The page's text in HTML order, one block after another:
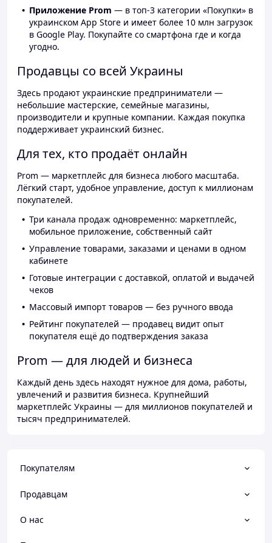
Приложение Prom — в топ-3 категории «Покупки» в
украинском App Store и имеет более 10 млн загрузок
в Google Play. Покупайте со смартфона где и когда
угодно.
Продавцы со всей Украины
Здесь продают украинские предприниматели —
небольшие мастерские, семейные магазины,
производители и крупные компании. Каждая покупка
поддерживает украинский бизнес.
Для тех, кто продаёт онлайн
Prom — маркетплейс для бизнеса любого масштаба.
Лёгкий старт, удобное управление, доступ к миллионам
покупателей.
Три канала продаж одновременно: маркетплейс,
мобильное приложение, собственный сайт
Управление товарами, заказами и ценами в одном
кабинете
Готовые интеграции с доставкой, оплатой и выдачей
чеков
Массовый импорт товаров — без ручного ввода
Рейтинг покупателей — продавец видит опыт
покупателя ещё до подтверждения заказа
Prom — для людей и бизнеса
Каждый день здесь находят нужное для дома, работы,
увлечений и развития бизнеса. Крупнейший
маркетплейс Украины — для миллионов покупателей и
тысяч предпринимателей.
Покупателям
Продавцам
О нас